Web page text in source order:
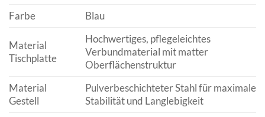
Farbe Blau
Material
Tischplatte
Hochwertiges, pflegeleichtes
Verbundmaterial mit matter
Oberflächenstruktur
Material
Gestell
Pulverbeschichteter Stahl für maximale
Stabilität und Langlebigkeit